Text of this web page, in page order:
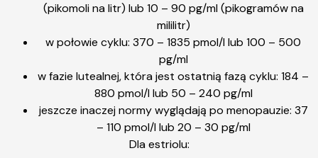
(pikomoli na litr) lub 10 – 90 pg/ml (pikogramów na
mililitr)
w połowie cyklu: 370 – 1835 pmol/l lub 100 – 500
pg/ml
w fazie lutealnej, która jest ostatnią fazą cyklu: 184 –
880 pmol/l lub 50 – 240 pg/ml
jeszcze inaczej normy wyglądają po menopauzie: 37
– 110 pmol/l lub 20 – 30 pg/ml
Dla estriolu: